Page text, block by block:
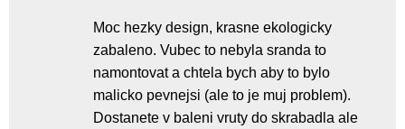
Moc hezky design, krasne ekologicky
zabaleno. Vubec to nebyla sranda to
namontovat a chtela bych aby to bylo
malicko pevnejsi (ale to je muj problem).
Dostanete v baleni vruty do skrabadla ale